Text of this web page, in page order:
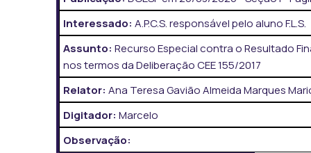
Interessado: A.P.C.S. responsável pelo aluno F.L.S.
Assunto: Recurso Especial contra o Resultado
nos termos da Deliberação CEE 155/2017
Relator: Ana Teresa Gavião Almeida Marques
Digitador: Marcelo
Observação: